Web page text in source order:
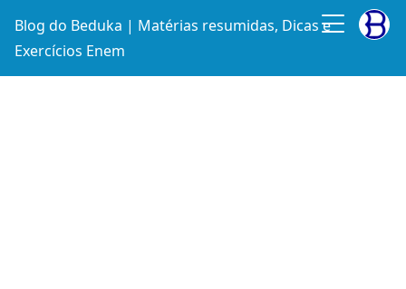
Blog do Beduka | Matérias resumidas, Dicas e
Exercícios Enem